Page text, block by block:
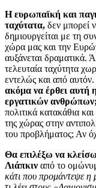
Η ευρωπαϊκή και
ταχύτατα, δεν μπορεί
δημιουργείται με τη
χώρα μας και την
αυξάνεται δραματικά.
τελευταία ταχύτητα
εντελώς και από αυτόν.
ακόμα να έρθει αυτή
εργατικών ανθρώπων;
πολιτικά κατακάθια
της χώρας στην
του προβλήματος; Αν
Θα επιλέξω να
Λιάπκιν από το
κάτι που προμάντεψε